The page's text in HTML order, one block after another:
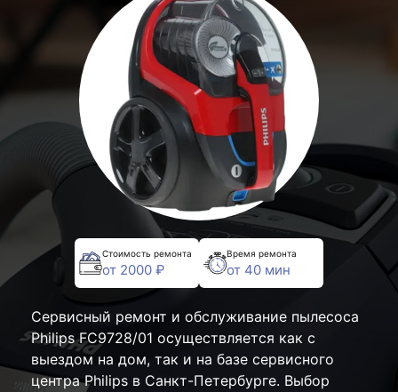
Стоимость ремонта
от 2000 ₽
Время ремонта
от 40 мин
Сервисный ремонт и обслуживание пылесоса
Philips FC9728/01 осуществляется как с
выездом на дом, так и на базе сервисного
центра Philips в Санкт-Петербурге. Выбор